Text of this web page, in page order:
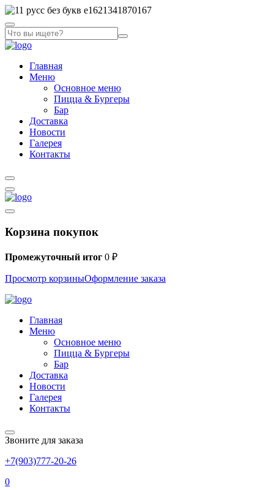
Главная
Меню
Основное меню
Пицца & Бургеры
Бар
Доставка
Новости
Галерея
Контакты
Корзина покупок
Промежуточный итог 0 ₽
Просмотр корзиныОформление заказа
Главная
Меню
Основное меню
Пицца & Бургеры
Бар
Доставка
Новости
Галерея
Контакты
Звоните для заказа
+7(903)777-20-26
0